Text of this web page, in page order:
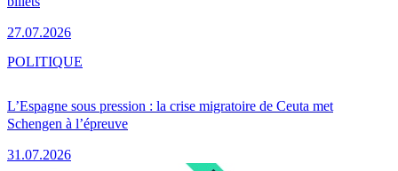
27.07.2026
L’Espagne sous pression : la crise migratoire de Ceuta met
Schengen à l’épreuve
31.07.2026
POLITIQUE